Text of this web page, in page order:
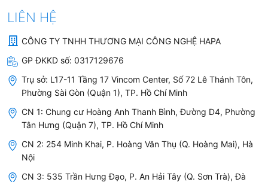
LIÊN HỆ
CÔNG TY TNHH THƯƠNG MẠI CÔNG NGHỆ HAPA
GP ĐKKD số: 0317129676
Trụ sở: L17-11 Tầng 17 Vincom Center, Số 72 Lê Thánh Tôn,
Phường Sài Gòn (Quận 1), TP. Hồ Chí Minh
CN 1: Chung cư Hoàng Anh Thanh Bình, Đường D4, Phường
Tân Hưng (Quận 7), TP. Hồ Chí Minh
CN 2: 254 Minh Khai, P. Hoàng Văn Thụ (Q. Hoàng Mai), Hà
Nội
CN 3: 535 Trần Hưng Đạo, P. An Hải Tây (Q. Sơn Trà), Đà